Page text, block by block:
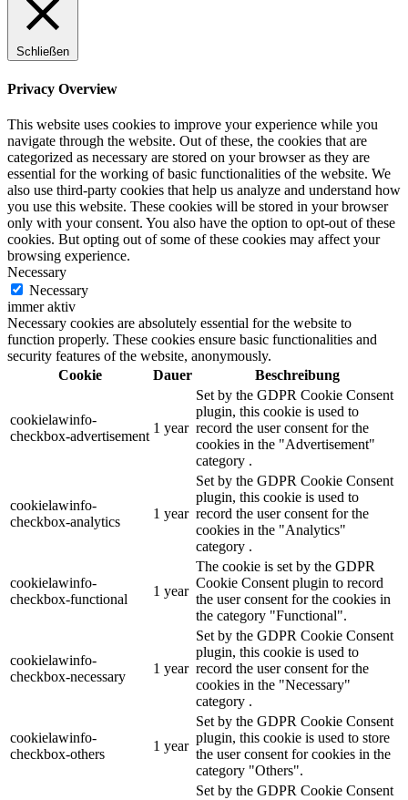
Schließen
Privacy Overview
This website uses cookies to improve your experience while you
navigate through the website. Out of these, the cookies that are
categorized as necessary are stored on your browser as they are
essential for the working of basic functionalities of the website. We
also use third-party cookies that help us analyze and understand how
you use this website. These cookies will be stored in your browser
only with your consent. You also have the option to opt-out of these
cookies. But opting out of some of these cookies may affect your
browsing experience.
Necessary
Necessary
immer aktiv
Necessary cookies are absolutely essential for the website to
function properly. These cookies ensure basic functionalities and
security features of the website, anonymously.
Cookie
Dauer Beschreibung
cookielawinfo-
checkbox-advertisement
1 year
Set by the GDPR Cookie Consent
plugin, this cookie is used to
record the user consent for the
cookies in the "Advertisement"
category .
cookielawinfo-
checkbox-analytics
1 year
Set by the GDPR Cookie Consent
plugin, this cookie is used to
record the user consent for the
cookies in the "Analytics"
category .
cookielawinfo-
checkbox-functional
1 year
The cookie is set by the GDPR
Cookie Consent plugin to record
the user consent for the cookies in
the category "Functional".
cookielawinfo-
checkbox-necessary
1 year
Set by the GDPR Cookie Consent
plugin, this cookie is used to
record the user consent for the
cookies in the "Necessary"
category .
cookielawinfo-
checkbox-others
1 year
Set by the GDPR Cookie Consent
plugin, this cookie is used to store
the user consent for cookies in the
category "Others".
Set by the GDPR Cookie Consent